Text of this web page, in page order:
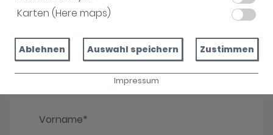
Karten (Here maps)
Ablehnen Auswahl speichern Zustimmen
Impressum